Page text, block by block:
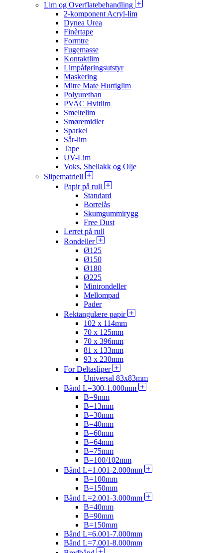
Lim og Overflatebehandling
2-komponent Acryl-lim
Dynea Urea
Finèrtape
Formtre
Fugemasse
Kontaktlim
Limpåføringsutstyr
Maskering
Mitre Mate Hurtiglim
Polyurethan
PVAC Hvitlim
Smeltelim
Smøremidler
Sparkel
Sår-lim
Tape
UV-Lim
Voks, Shellakk og Olje
Slipematriell
Papir på rull
Standard
Borrelås
Skumgummirygg
Free Dust
Lerret på rull
Rondeller
Ø125
Ø150
Ø180
Ø225
Minirondeller
Mellompad
Pader
Rektangulære papir
102 x 114mm
70 x 125mm
70 x 396mm
81 x 133mm
93 x 230mm
For Deltasliper
Universal 83x83mm
Bånd L=300-1.000mm
B=9mm
B=13mm
B=30mm
B=40mm
B=60mm
B=64mm
B=75mm
B=100/102mm
Bånd L=1.001-2.000mm
B=100mm
B=150mm
Bånd L=2.001-3.000mm
B=40mm
B=90mm
B=150mm
Bånd L=6.001-7.000mm
Bånd L=7.001-8.000mm